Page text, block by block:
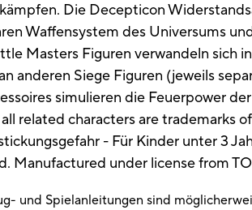
Die Decepticon
Waffensystem des Universums
Masters Figuren verwandeln sich
anderen Siege Figuren (jeweils
simulieren die Feuerpower
related characters are trademarks
- Für Kinder unter 3
Manufactured under license from
und Spielanleitungen sind